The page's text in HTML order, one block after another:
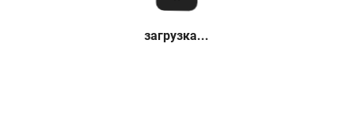
загрузка...